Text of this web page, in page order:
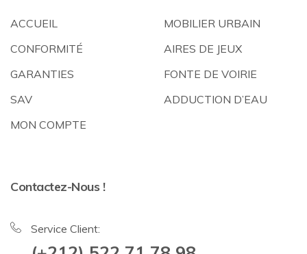
ACCUEIL
CONFORMITÉ
GARANTIES
SAV
MON COMPTE
MOBILIER URBAIN
AIRES DE JEUX
FONTE DE VOIRIE
ADDUCTION D’EAU
Contactez-Nous !
Service Client: